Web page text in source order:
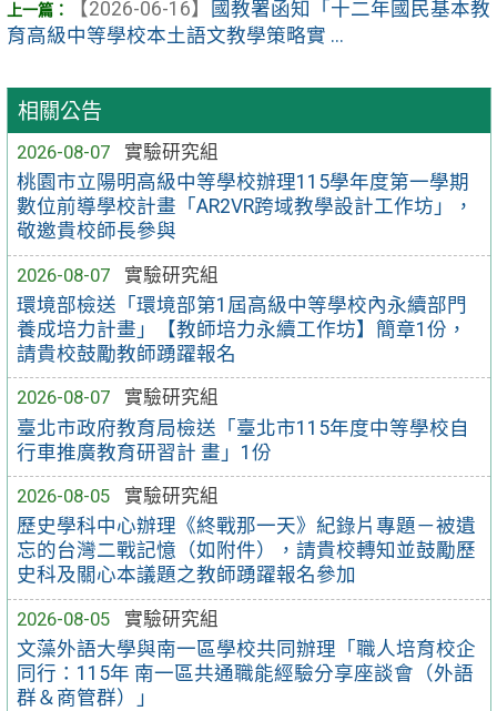
相關公告
2026-08-07
實驗研究組
桃園市立陽明高級中等學校辦理115學年度第一學期
數位前導學校計畫「AR2VR跨域教學設計工作坊」，
敬邀貴校師長參與
2026-08-07
實驗研究組
環境部檢送「環境部第1屆高級中等學校內永續部門
養成培力計畫」【教師培力永續工作坊】簡章1份，
請貴校鼓勵教師踴躍報名
2026-08-07
實驗研究組
臺北市政府教育局檢送「臺北市115年度中等學校自
行車推廣教育研習計 畫」1份
2026-08-05
實驗研究組
歷史學科中心辦理《終戰那一天》紀錄片專題－被遺
忘的台灣二戰記憶（如附件），請貴校轉知並鼓勵歷
史科及關心本議題之教師踴躍報名參加
2026-08-05
實驗研究組
文藻外語大學與南一區學校共同辦理「職人培育校企
同行：115年 南一區共通職能經驗分享座談會（外語
群＆商管群）」
【2026-06-16】
國教署函知「十二年國民基本教
育高級中等學校本土語文教學策略實 ...